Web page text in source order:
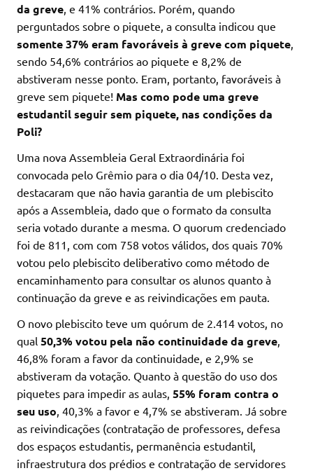
da greve, e 41% contrários. Porém, quando
perguntados sobre o piquete, a consulta indicou que
somente 37% eram favoráveis à greve com piquete,
sendo 54,6% contrários ao piquete e 8,2% de
abstiveram nesse ponto. Eram, portanto, favoráveis à
greve sem piquete! Mas como pode uma greve
estudantil seguir sem piquete, nas condições da
Poli?
Uma nova Assembleia Geral Extraordinária foi
convocada pelo Grêmio para o dia 04/10. Desta vez,
destacaram que não havia garantia de um plebiscito
após a Assembleia, dado que o formato da consulta
seria votado durante a mesma. O quorum credenciado
foi de 811, com com 758 votos válidos, dos quais 70%
votou pelo plebiscito deliberativo como método de
encaminhamento para consultar os alunos quanto à
continuação da greve e as reivindicações em pauta.
O novo plebiscito teve um quórum de 2.414 votos, no
qual 50,3% votou pela não continuidade da greve,
46,8% foram a favor da continuidade, e 2,9% se
abstiveram da votação. Quanto à questão do uso dos
piquetes para impedir as aulas, 55% foram contra o
seu uso, 40,3% a favor e 4,7% se abstiveram. Já sobre
as reivindicações (contratação de professores, defesa
dos espaços estudantis, permanência estudantil,
infraestrutura dos prédios e contratação de servidores